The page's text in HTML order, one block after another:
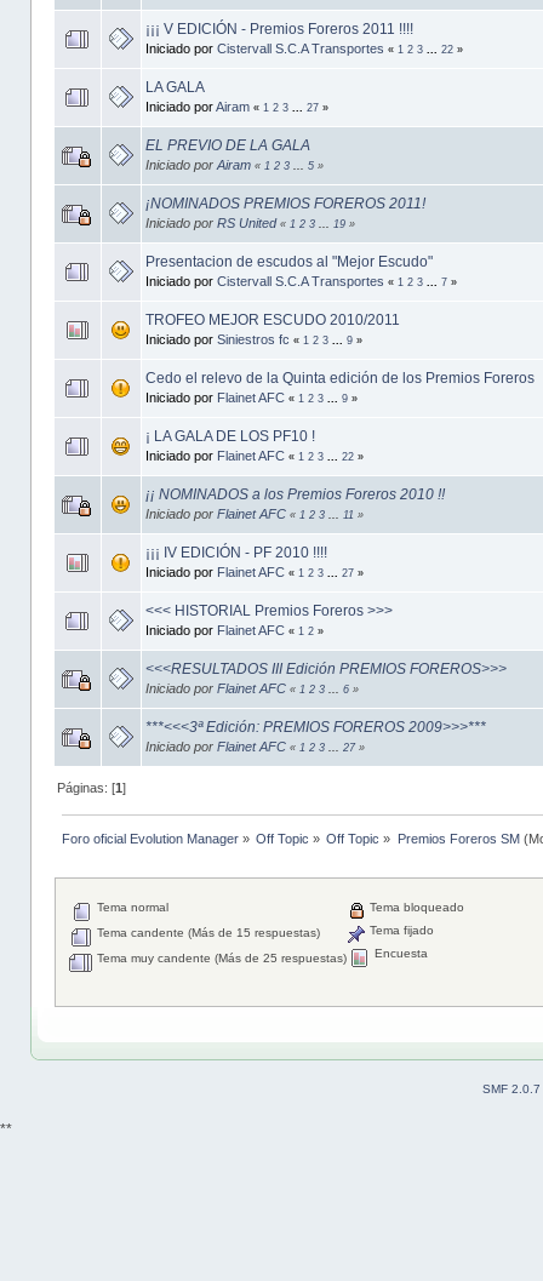
¡¡¡ V EDICIÓN - Premios Foreros 2011 !!!!
Iniciado por Cistervall S.C.A Transportes « 1 2 3 22»
LA GALA
Iniciado porAiram « 1 2 3 27»
EL PREVIO DE LA GALA
Iniciado por Airam « 1 2 3 5»
¡NOMINADOS PREMIOS FOREROS 2011!
Iniciado por RS United « 1 2 3 19»
Presentacion de escudos al "Mejor Escudo"
Iniciado por Cistervall S.C.A Transportes « 1 2 3 7»
TROFEO MEJOR ESCUDO 2010/2011
Iniciado por Siniestros fc « 1 2 3 9»
Cedo el relevo de la Quinta edición de los Premios Foreros
Iniciado por Flainet AFC « 1 2 3 9»
¡ LA GALA DE LOS PF10 !
Iniciado por Flainet AFC « 1 2 3 22»
¡¡ NOMINADOS a los Premios Foreros 2010 !!
Iniciado por Flainet AFC « 1 2 3 11 »
¡¡¡ IV EDICIÓN - PF 2010 !!!!
Iniciado por Flainet AFC « 1 2 3 27»
<<< HISTORIAL Premios Foreros >>>
Iniciado por Flainet AFC « 1 2»
<<<RESULTADOS III Edición PREMIOS FOREROS>>>
Iniciado por Flainet AFC « 1 2 3 6»
***<<<3ª Edición: PREMIOS FOREROS 2009>>>***
Iniciado por Flainet AFC « 1 2 3 27»
Páginas: [1]
Foro oficial Evolution Manager» Off Topic » Off Topic » Premios Foreros SM
Tema normal
Tema candente (Más de 15 respuestas)
Tema muy candente (Más de 25 respuestas)
Tema bloqueado
Tema fijado
Encuesta
SMF 2.0.7
**